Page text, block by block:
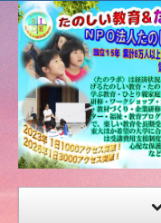
たの
しい
教育
研究
所
（沖
縄）
公式